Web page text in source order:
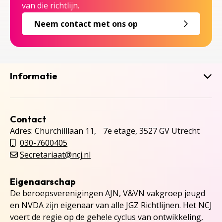
van die richtlijn.
Neem contact met ons op
Informatie
Contact
Adres: Churchilllaan 11, 7e etage, 3527 GV Utrecht
030-7600405
Secretariaat@ncj.nl
Eigenaarschap
De beroepsverenigingen AJN, V&VN vakgroep jeugd
en NVDA zijn eigenaar van alle JGZ Richtlijnen. Het NCJ
voert de regie op de gehele cyclus van ontwikkeling,